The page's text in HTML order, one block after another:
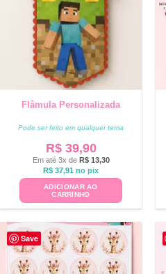
Flâmula Personalizada
Pode ser feito em qualquer tema
R$39,90
Em até 3x de R$13,30
R$ 37,91 no pix
ADICIONAR AO
CARRINHO
Save